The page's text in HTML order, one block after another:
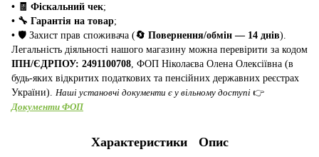
• 🧾 Фіскальний чек;
• 🔧 Гарантія на товар;
• 🛡️ Захист прав споживача (🔄 Повернення/обмін — 14 днів).
Легальність діяльності нашого магазину можна перевірити за кодом
ІПН/ЄДРПОУ: 2491100708 , ФОП Ніколаєва Олена Олексіївна (в
будь-яких відкритих податкових та пенсійних державних реєстрах
України). Наші установчі документи є у вільному доступі 👉
Документи ФОП
Характеристики Опис